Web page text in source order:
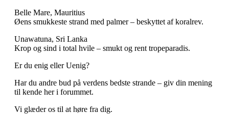
Belle Mare, Mauritius
Øens smukkeste strand med palmer – beskyttet af koralrev.
Unawatuna, Sri Lanka
Krop og sind i total hvile – smukt og rent tropeparadis.
Er du enig eller Uenig?
Har du andre bud på verdens bedste strande – giv din mening
til kende her i forummet.
Vi glæder os til at høre fra dig.